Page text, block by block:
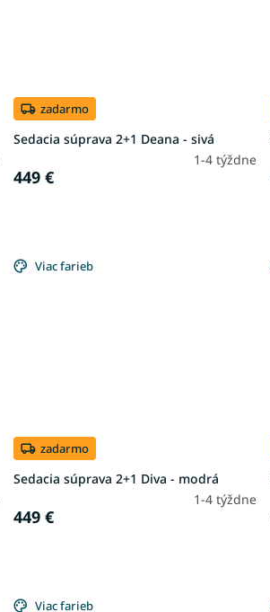
zadarmo
Sedacia súprava 2+1 Deana - sivá
1-4 týždne
449 €
Viac farieb
zadarmo
Sedacia súprava 2+1 Diva - modrá
1-4 týždne
449 €
Viac farieb